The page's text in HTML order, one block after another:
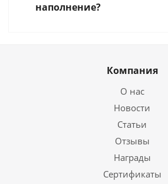
наполнение?
Компания
О нас
Новости
Статьи
Отзывы
Награды
Сертификаты